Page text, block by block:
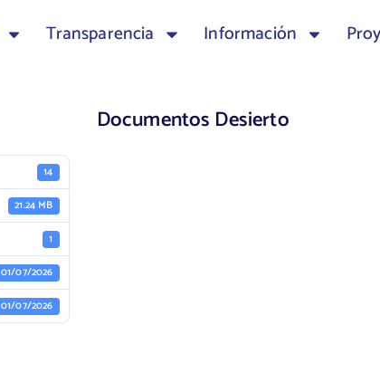
Transparencia Información
14
21.24 MB
1
01/07/2026
01/07/2026
Documentos Desierto